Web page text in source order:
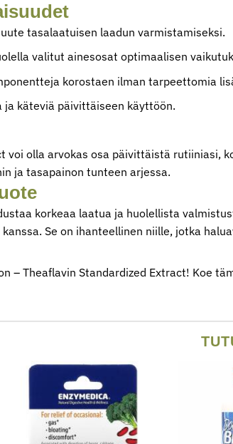
tasalaatuisen laadun varmistamiseksi.
valitut ainesosat optimaalisen
korostaen ilman tarpeettomia
käteviä päivittäiseen käyttöön.
voi olla arvokas osa päivittäistä
ja tasapainon tunteen arjessa.
korkeaa laatua ja huolellista
Se on ihanteellinen niille, jotka
– Theaflavin Standardized Extract! Koe